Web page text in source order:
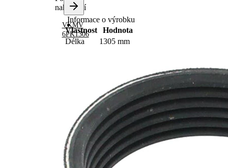
nahrazení
VKMV
6PK1306
Informace o výrobku
Vlastnost
Hodnota
Délka
1305 mm
Žádná
SVHC
substance
Materiál
řemene
EPDM
(Ethylen-
Propylen-
Dien-
Kautschuk)